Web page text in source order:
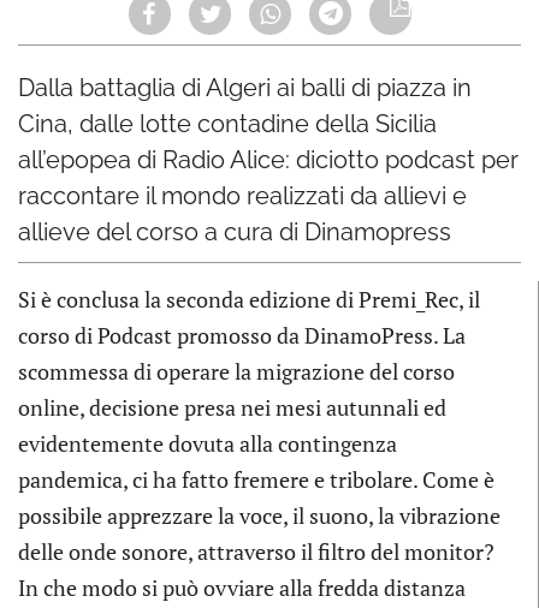
Dalla battaglia di Algeri ai balli di piazza in
Cina, dalle lotte contadine della Sicilia
all’epopea di Radio Alice: diciotto podcast per
raccontare il mondo realizzati da allievi e
allieve del corso a cura di Dinamopress
Si è conclusa la seconda edizione di Premi_Rec, il
corso di Podcast promosso da DinamoPress. La
scommessa di operare la migrazione del corso
online, decisione presa nei mesi autunnali ed
evidentemente dovuta alla contingenza
pandemica, ci ha fatto fremere e tribolare. Come è
possibile apprezzare la voce, il suono, la vibrazione
delle onde sonore, attraverso il filtro del monitor?
In che modo si può ovviare alla fredda distanza